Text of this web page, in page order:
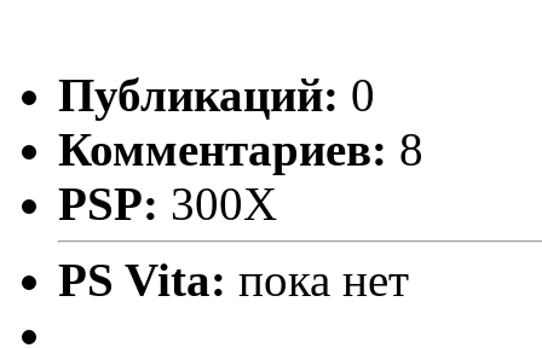
Публикаций: 0
Комментариев: 8
PSP: 300X
PS Vita: пока нет